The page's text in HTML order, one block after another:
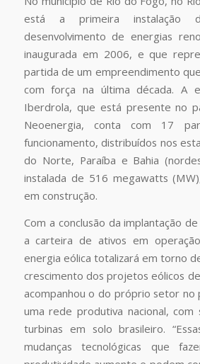
está a primeira instalação
desenvolvimento de energias
inaugurada em 2006, e que
partida de um empreendimento
com força na última década. A
Iberdrola, que está presente no
Neoenergia, conta com 17
funcionamento, distribuídos nos
do Norte, Paraíba e Bahia
instalada de 516 megawatts
em construção.
Com a conclusão da implantação
a carteira de ativos em
energia eólica totalizará em torno
crescimento dos projetos eólicos
acompanhou o do próprio setor no
uma rede produtiva nacional, com
turbinas em solo brasileiro.
mudanças tecnológicas que